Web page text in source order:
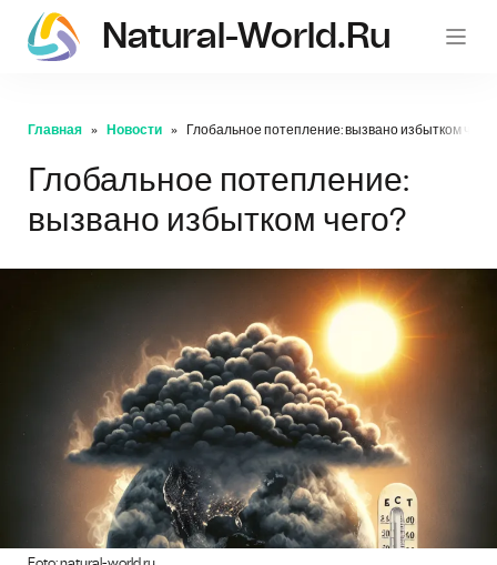
Natural-World.ru
Главная Новости Глобальное потепление: вызвано избытком чего?
Глобальное потепление:
вызвано избытком чего?